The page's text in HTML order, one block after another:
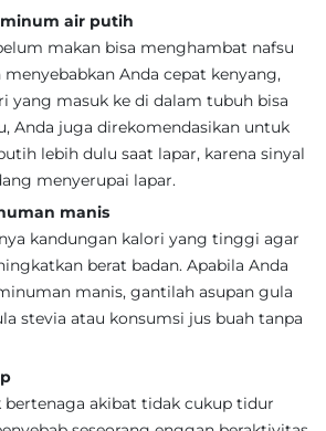
air putih
makan bisa menghambat nafsu
Anda cepat kenyang,
yang masuk ke di dalam tubuh bisa
Anda juga direkomendasikan untuk
lebih dulu saat lapar, karena sinyal
menyerupai lapar.
manis
kandungan kalori yang tinggi agar
berat badan. Apabila Anda
manis, gantilah asupan gula
stevia atau konsumsi jus buah tanpa
bertenaga akibat tidak cukup tidur